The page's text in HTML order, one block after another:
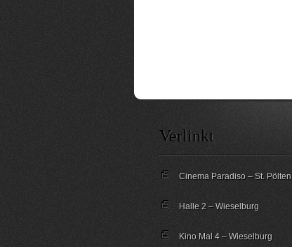
Verlinkt
Cinema Paradiso – St. Pölten
Halle 2 – Wieselburg
Kino Mal 4 – Wieselburg